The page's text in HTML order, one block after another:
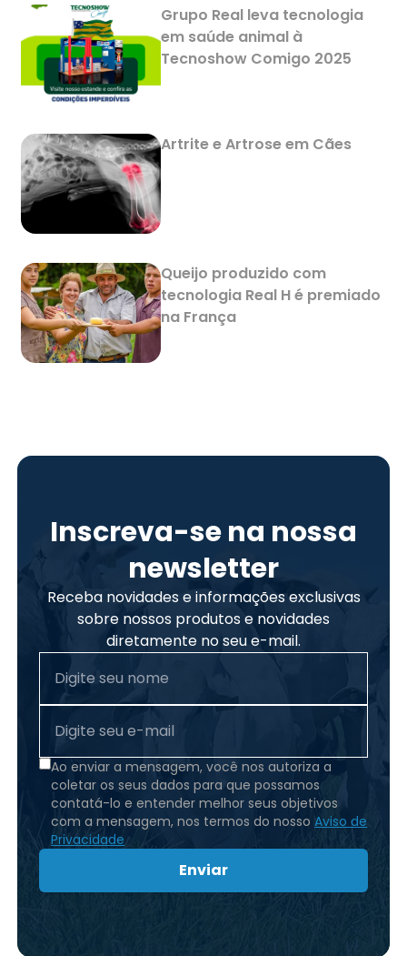
Grupo Real leva tecnologia
em saúde animal à
Tecnoshow Comigo 2025
Artrite e Artrose em Cães
Queijo produzido com
tecnologia Real H é premiado
na França
Inscreva-se na nossa
newsletter
Receba novidades e informações exclusivas
sobre nossos produtos e novidades
diretamente no seu e-mail.
Ao enviar a mensagem, você nos autoriza a
coletar os seus dados para que possamos
contatá-lo e entender melhor seus objetivos
com a mensagem, nos termos do nossoAviso de
Privacidade
Enviar